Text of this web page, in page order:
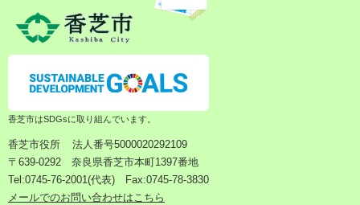
香芝市はSDGsに取り組んでいます。
香芝市役所
法人番号5000020292109
〒639-0292 奈良県香芝市本町1397番地
Tel:0745-76-2001(代表) Fax:0745-78-3830
メールでのお問い合わせはこちら